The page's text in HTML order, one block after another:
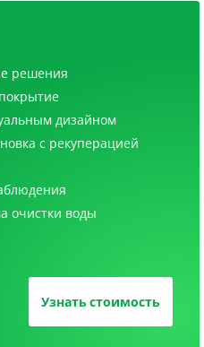
решения
дизайном
с рекуперацией
очистки воды
Узнать стоимость